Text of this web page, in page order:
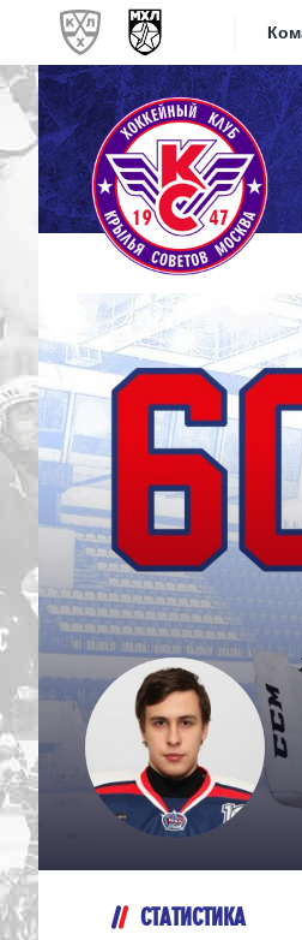
СТАТИСТИКА